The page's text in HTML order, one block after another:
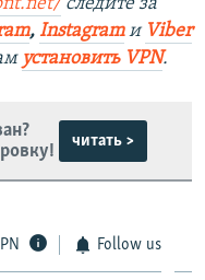
, Instagramи Viber
установить VPN.
читать >
Follow us